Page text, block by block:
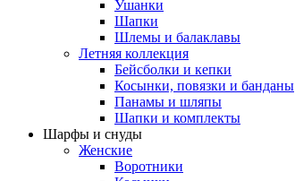
Ушанки
Шапки
Шлемы и балаклавы
Летняя коллекция
Бейсболки и кепки
Косынки, повязки и банданы
Панамы и шляпы
Шапки и комплекты
Шарфы и снуды
Женские
Воротники